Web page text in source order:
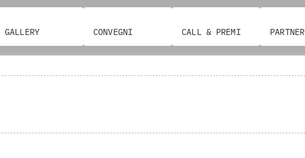
GALLERY CONVEGNI CALL & PREMI PARTNER